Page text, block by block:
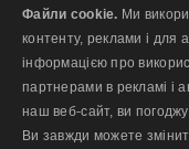
Файли cookie. Ми
контенту, реклами і для
інформацією про
партнерами в рекламі і
наш веб-сайт, ви
Ви завжди можете